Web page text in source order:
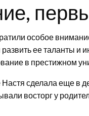
особое
ее таланты и
в престижном
сделала еще в
восторг у